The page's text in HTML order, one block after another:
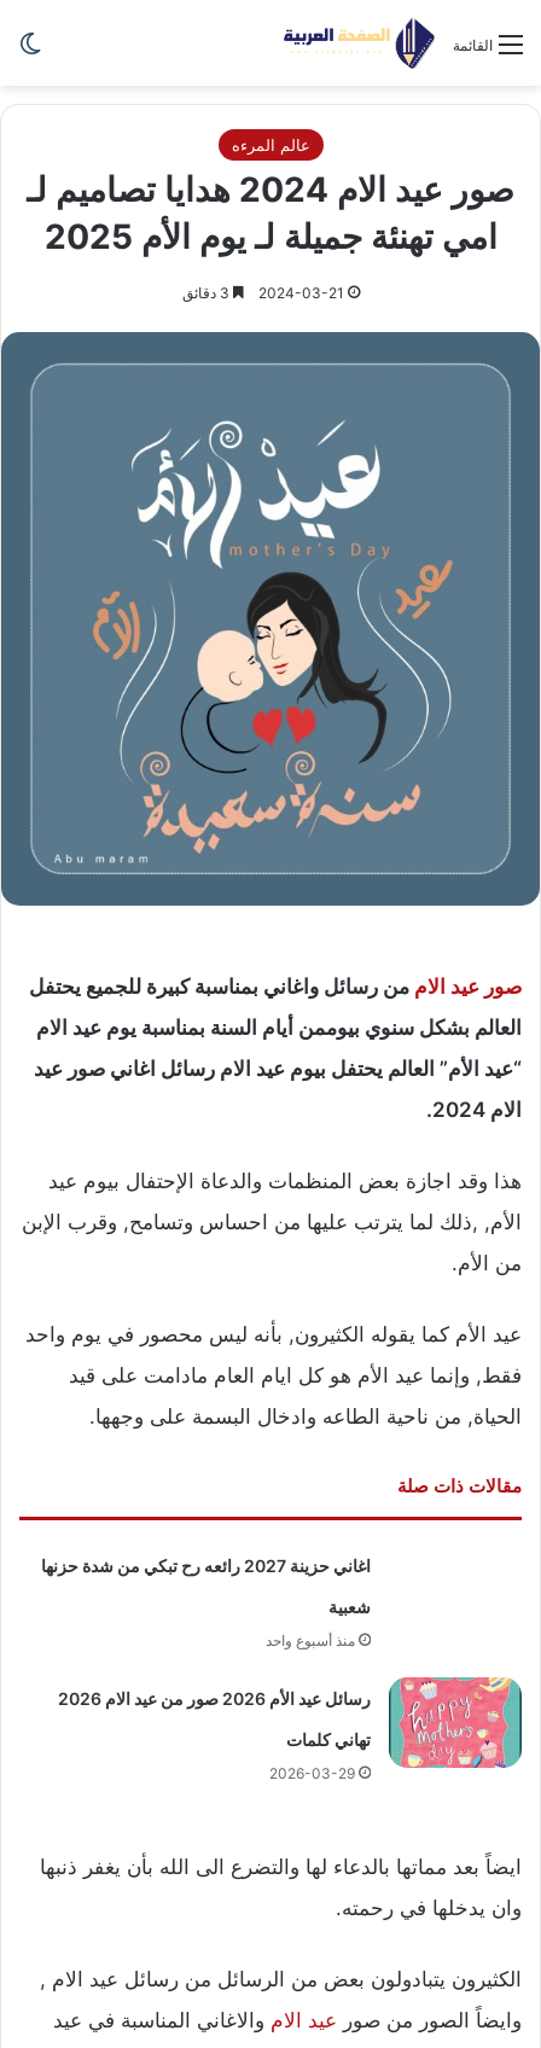
القائمة
عالم المرءه
صور عيد الام 2024 هدايا تصاميم لـ
امي تهنئة جميلة لـ يوم الأم 2025
2024-03-21
صور عيد الام من رسائل واغاني بمناسبة كبيرة للجميع يحتفل
العالم بشكل سنوي بيوممن أيام السنة بمناسبة يوم عيد الام
“عيد الأم” العالم يحتفل بيوم عيد الام رسائل اغاني صور عيد
الام 2024.
هذا وقد اجازة بعض المنظمات والدعاة الإحتفال بيوم عيد
الأم, ,ذلك لما يترتب عليها من احساس وتسامح, وقرب الإبن
من الأم.
عيد الأم كما يقوله الكثيرون, بأنه ليس محصور في يوم واحد
فقط, وإنما عيد الأم هو كل ايام العام مادامت على قيد
الحياة, من ناحية الطاعه وادخال البسمة على وجهها.
مقالات ذات صلة
اغاني حزينة 2027 رائعه رح تبكي من شدة حزنها
شعبية
منذ أسبوع واحد
رسائل عيد الأم 2026 صور من عيد الام 2026
تهاني كلمات
2026-03-29
ايضاً بعد مماتها بالدعاء لها والتضرع الى الله بأن يغفر ذنبها
وان يدخلها في رحمته.
الكثيرون يتبادولون بعض من الرسائل من رسائل عيد الام ,
وايضاً الصور من صور عيد الام والاغاني المناسبة في عيد